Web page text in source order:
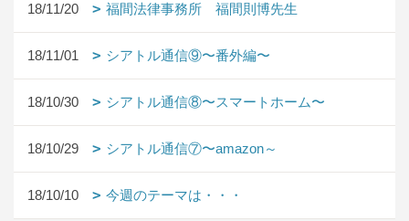
18/11/20 福間法律事務所 福間則博先生
18/11/01 シアトル通信⑨〜番外編〜
18/10/30 シアトル通信⑧〜スマートホーム〜
18/10/29 シアトル通信⑦〜amazon～
18/10/10 今週のテーマは・・・